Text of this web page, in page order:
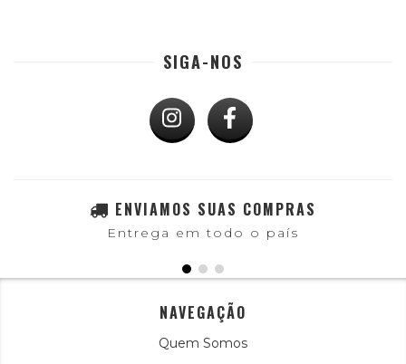
SIGA-NOS
ENVIAMOS SUAS COMPRAS
Entrega em todo o país
NAVEGAÇÃO
Quem Somos